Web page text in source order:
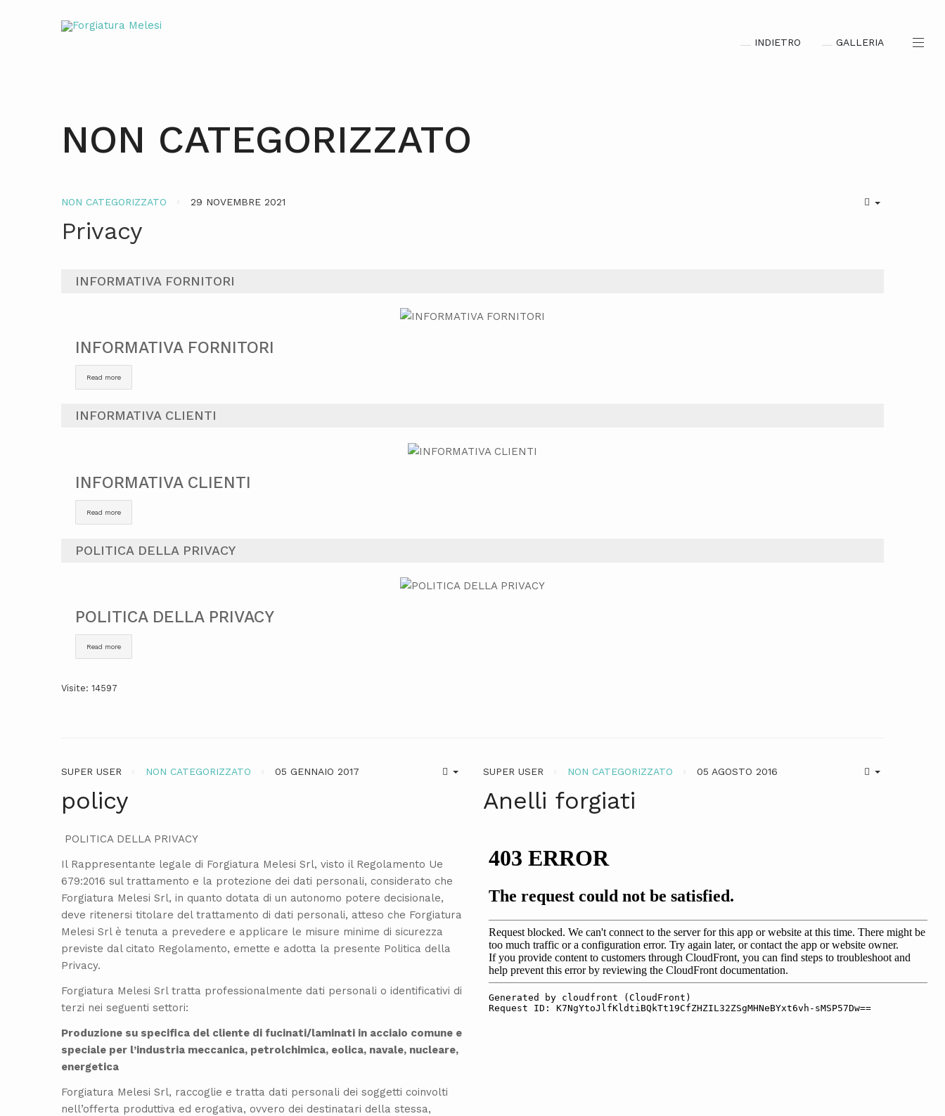
INDIETRO GALLERIA
NON CATEGORIZZATO
NON CATEGORIZZATO 29 NOVEMBRE 2021
Privacy
INFORMATIVA FORNITORI
INFORMATIVA FORNITORI
Read more
INFORMATIVA CLIENTI
INFORMATIVA CLIENTI
Read more
POLITICA DELLA PRIVACY
POLITICA DELLA PRIVACY
Read more
Visite: 14597
SUPER USER NON CATEGORIZZATO 05 GENNAIO 2017
policy
POLITICA DELLA PRIVACY
Il Rappresentante legale di Forgiatura Melesi Srl, visto il Regolamento Ue
679:2016 sul trattamento e la protezione dei dati personali, considerato che
Forgiatura Melesi Srl, in quanto dotata di un autonomo potere decisionale,
deve ritenersi titolare del trattamento di dati personali, atteso che Forgiatura
Melesi Srl è tenuta a prevedere e applicare le misure minime di sicurezza
previste dal citato Regolamento, emette e adotta la presente Politica della
Privacy.
Forgiatura Melesi Srl tratta professionalmente dati personali o identificativi di
terzi nei seguenti settori:
Produzione su specifica del cliente di fucinati/laminati in acciaio comune e
speciale per l’industria meccanica, petrolchimica, eolica, navale, nucleare,
energetica
Forgiatura Melesi Srl, raccoglie e tratta dati personali dei soggetti coinvolti
nell’offerta produttiva ed erogativa, ovvero dei destinatari della stessa,
SUPER USER NON CATEGORIZZATO 05 AGOSTO 2016
Anelli forgiati